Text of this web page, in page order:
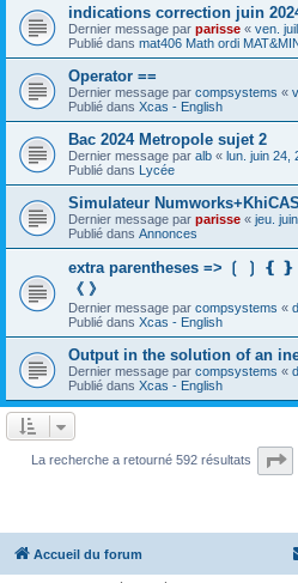
indications correction juin
Dernier message par parisse « ven.
Publié dans mat406 Math ordi
Operator ==
Dernier message par compsystems «
Publié dans Xcas - English
Bac 2024 Metropole sujet 2
Dernier message par alb « lun. juin 24,
Publié dans Lycée
Simulateur
Dernier message par parisse « jeu.
Publié dans Annonces
extra parentheses => ❲ ❳ ❴ ❵
《 》
Dernier message par compsystems «
Publié dans Xcas - English
Output in the solution of an
Dernier message par compsystems «
Publié dans Xcas - English
La recherche a retourné 592 résultats
Accueil du forum